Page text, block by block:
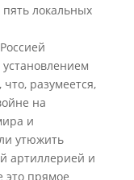
локальных
разумеется,
на
и
утюжить
артиллерией и
это прямое